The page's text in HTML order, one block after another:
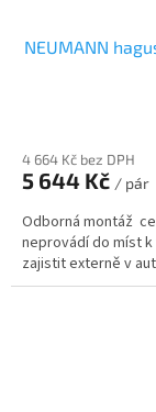
NEUMANN
4 664 Kč bez DPH
5 644 Kč / pár
Odborná montáž
neprovádí do míst
zajistit externě v